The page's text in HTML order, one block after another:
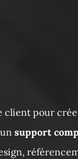
client pour
support